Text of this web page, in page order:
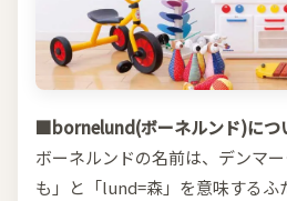
■bornelund(ボーネルンド)につ
ボーネルンドの名前は、デンマ
も」と「lund=森」を意味するふ